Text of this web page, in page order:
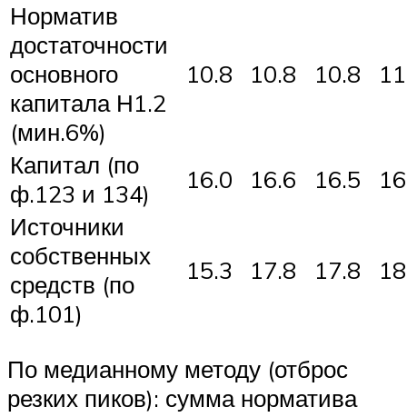
Норматив
достаточности
основного
капитала Н1.2
(мин.6%)
10.8 10.8 10.8
Капитал (по
ф.123 и 134)
16.0 16.6 16.5
Источники
собственных
средств (по
ф.101)
15.3 17.8 17.8
По медианному методу (отброс
резких пиков): сумма норматива